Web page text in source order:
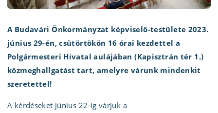
A Budavári Önkormányzat képviselő-testülete 2023.
június 29-én, csütörtökön 16 órai kezdettel a
Polgármesteri Hivatal aulájában (Kapisztrán tér 1.)
közmeghallgatást tart, amelyre várunk mindenkit
szeretettel!
A kérdéseket június 22-ig várjuk a